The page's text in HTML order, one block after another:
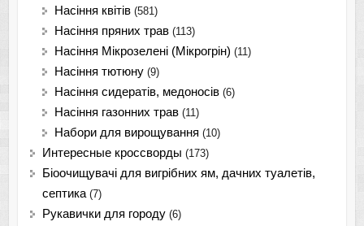
Насіння квітів (581)
Насіння пряних трав (113)
Насіння Мікрозелені (Мікрогрін) (11)
Насіння тютюну (9)
Насіння сидератів, медоносів (6)
Насіння газонних трав (11)
Набори для вирощування (10)
Интересные кроссворды (173)
Біоочищувачі для вигрібних ям, дачних туалетів,
септика (7)
Рукавички для городу (6)